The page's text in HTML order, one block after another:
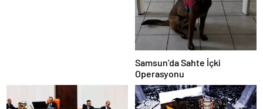
Samsun’da Sahte İçki
Operasyonu